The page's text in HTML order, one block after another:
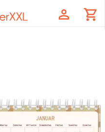
profile shopping_cart